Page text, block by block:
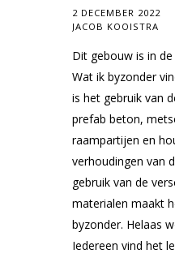
2 DECEMBER 2022
JACOB KOOISTRA
Dit gebouw is in
Wat ik byzonder
is het gebruik van
prefab beton,
raampartijen en
verhoudingen van
gebruik van de
materialen maakt
byzonder. Helaas
Iedereen vind het